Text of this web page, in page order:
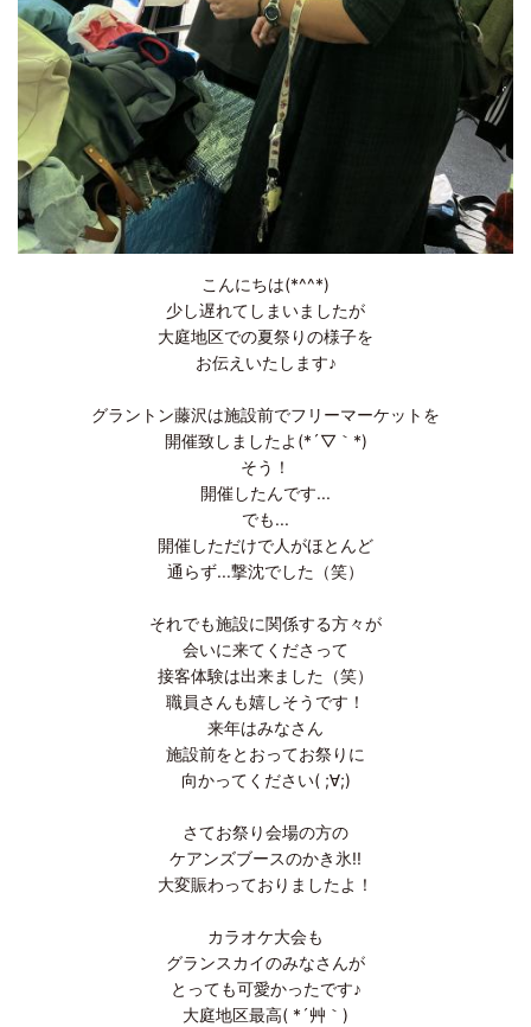
こんにちは(*^^*)
少し遅れてしまいましたが
大庭地区での夏祭りの様子を
お伝えいたします♪
グラントン藤沢は施設前でフリーマーケットを
開催致しましたよ(*´▽｀*)
そう！
開催したんです...
でも...
開催しただけで人がほとんど
通らず...撃沈でした（笑）
それでも施設に関係する方々が
会いに来てくださって
接客体験は出来ました（笑）
職員さんも嬉しそうです！
来年はみなさん
施設前をとおってお祭りに
向かってください( ;∀;)
さてお祭り会場の方の
ケアンズブースのかき氷!!
大変賑わっておりましたよ！
カラオケ大会も
グランスカイのみなさんが
とっても可愛かったです♪
大庭地区最高( *´艸｀)